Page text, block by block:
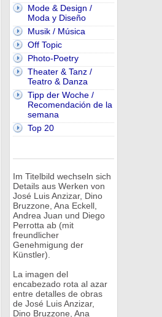
Mode & Design /
Moda y Diseño
Musik / Música
Off Topic
Photo-Poetry
Theater & Tanz /
Teatro & Danza
Tipp der Woche /
Recomendación de la
semana
Top 20
Im Titelbild wechseln sich
Details aus Werken von
José Luis Anzizar, Dino
Bruzzone, Ana Eckell,
Andrea Juan und Diego
Perrotta ab (mit
freundlicher
Genehmigung der
Künstler).
La imagen del
encabezado rota al azar
entre detalles de obras
de José Luis Anzizar,
Dino Bruzzone, Ana